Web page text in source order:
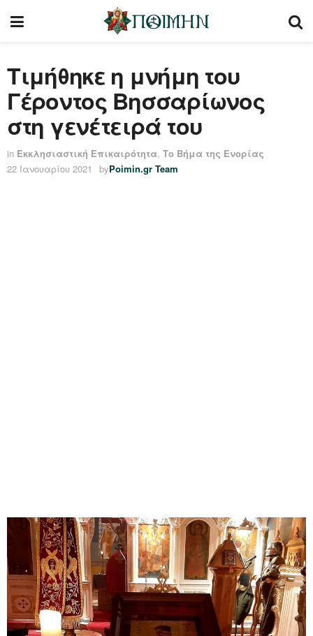
Τιμήθηκε η μνήμη του
Γέροντος Βησσαρίωνος
στη γενέτειρά του
in Εκκλησιαστική Επικαιρότητα, Το Βήμα της Ενορίας
22 Ιανουαρίου 2021
byPoimin.gr Team